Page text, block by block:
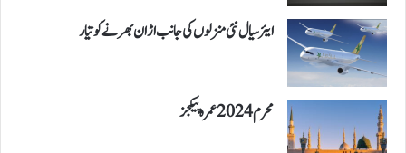
ایئر سیال نئی منزلوں کی جانب اڑان بھرنے کو تیار
محرم 2024 عمرہ پیکجز